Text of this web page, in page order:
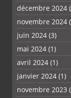
décembre 2024
novembre 2024
juin 2024 (3)
mai 2024 (1)
avril 2024 (1)
janvier 2024 (1)
novembre 2023